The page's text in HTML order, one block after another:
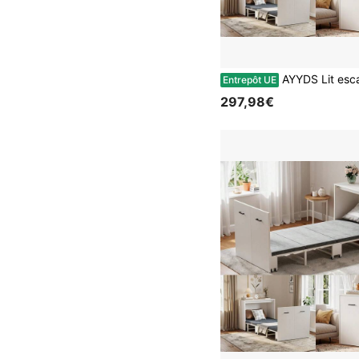
Entrepôt UE AYYDS Lit escamotable pliant avec matelas – Lit escamotable à roulettes, 190 x 85 x 72 cm, jusqu'à 295 kg, idéal pour les
297,98€